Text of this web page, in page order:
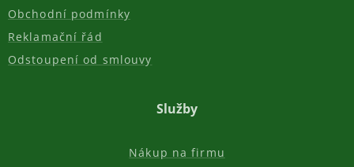
Obchodní podmínky
Reklamační řád
Odstoupení od smlouvy
Služby
Nákup na firmu